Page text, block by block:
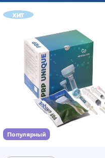
хит
Популярный